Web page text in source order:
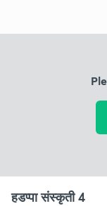
हडप्पा संस्कृती 4